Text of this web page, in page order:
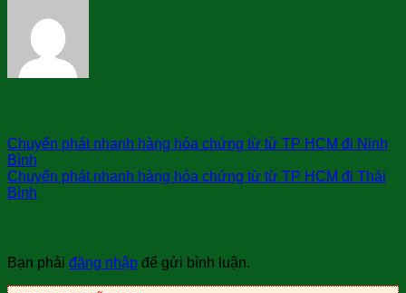
Chuyển phát nhanh hàng hóa chứng từ từ TP HCM đi Ninh
Bình
Chuyển phát nhanh hàng hóa chứng từ từ TP HCM đi Thái
Bình
Bạn phải đăng nhập để gửi bình luận.